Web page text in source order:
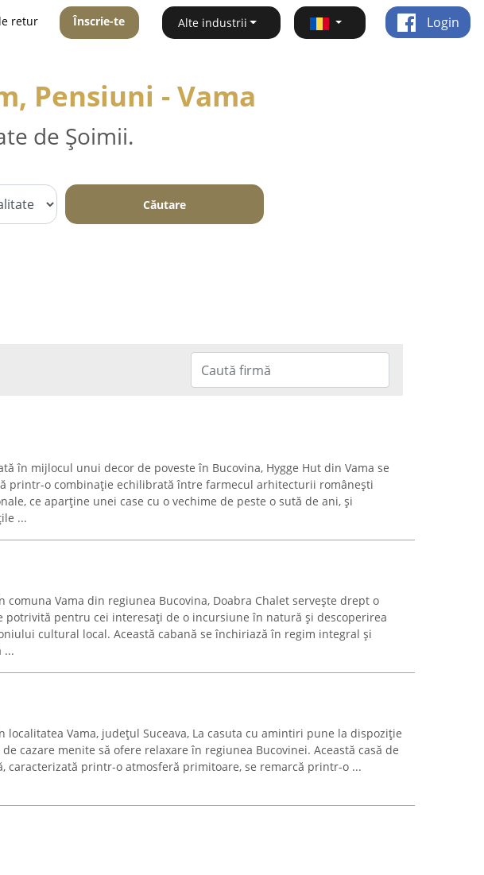
retur Înscrie-te Alte industrii Login
Pensiuni - Vama
de Șoimii.
Căutare
în mijlocul unui decor de poveste în Bucovina, Hygge Hut din Vama se
printr-o combinație echilibrată între farmecul arhitecturii românești
ce aparține unei case cu o vechime de peste o sută de ani, și
...
comuna Vama din regiunea Bucovina, Doabra Chalet servește drept o
potrivită pentru cei interesați de o incursiune în natură și descoperirea
cultural local. Această cabană se închiriază în regim integral și
...
localitatea Vama, județul Suceava, La casuta cu amintiri pune la dispoziție
cazare menite să ofere relaxare în regiunea Bucovinei. Această casă de
caracterizată printr-o atmosferă primitoare, se remarcă printr-o ...